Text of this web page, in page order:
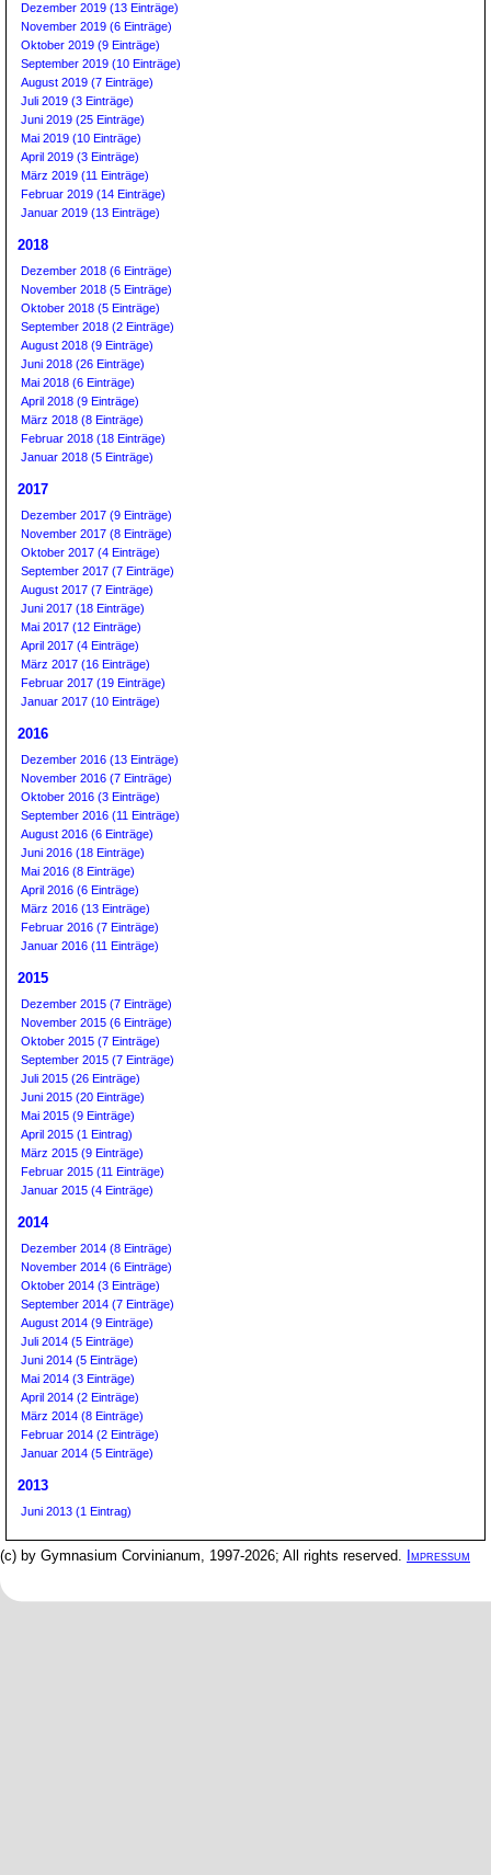
Dezember 2019 (13 Einträge)
November 2019 (6 Einträge)
Oktober 2019 (9 Einträge)
September 2019 (10 Einträge)
August 2019 (7 Einträge)
Juli 2019 (3 Einträge)
Juni 2019 (25 Einträge)
Mai 2019 (10 Einträge)
April 2019 (3 Einträge)
März 2019 (11 Einträge)
Februar 2019 (14 Einträge)
Januar 2019 (13 Einträge)
2018
Dezember 2018 (6 Einträge)
November 2018 (5 Einträge)
Oktober 2018 (5 Einträge)
September 2018 (2 Einträge)
August 2018 (9 Einträge)
Juni 2018 (26 Einträge)
Mai 2018 (6 Einträge)
April 2018 (9 Einträge)
März 2018 (8 Einträge)
Februar 2018 (18 Einträge)
Januar 2018 (5 Einträge)
2017
Dezember 2017 (9 Einträge)
November 2017 (8 Einträge)
Oktober 2017 (4 Einträge)
September 2017 (7 Einträge)
August 2017 (7 Einträge)
Juni 2017 (18 Einträge)
Mai 2017 (12 Einträge)
April 2017 (4 Einträge)
März 2017 (16 Einträge)
Februar 2017 (19 Einträge)
Januar 2017 (10 Einträge)
2016
Dezember 2016 (13 Einträge)
November 2016 (7 Einträge)
Oktober 2016 (3 Einträge)
September 2016 (11 Einträge)
August 2016 (6 Einträge)
Juni 2016 (18 Einträge)
Mai 2016 (8 Einträge)
April 2016 (6 Einträge)
März 2016 (13 Einträge)
Februar 2016 (7 Einträge)
Januar 2016 (11 Einträge)
2015
Dezember 2015 (7 Einträge)
November 2015 (6 Einträge)
Oktober 2015 (7 Einträge)
September 2015 (7 Einträge)
Juli 2015 (26 Einträge)
Juni 2015 (20 Einträge)
Mai 2015 (9 Einträge)
April 2015 (1 Eintrag)
März 2015 (9 Einträge)
Februar 2015 (11 Einträge)
Januar 2015 (4 Einträge)
2014
Dezember 2014 (8 Einträge)
November 2014 (6 Einträge)
Oktober 2014 (3 Einträge)
September 2014 (7 Einträge)
August 2014 (9 Einträge)
Juli 2014 (5 Einträge)
Juni 2014 (5 Einträge)
Mai 2014 (3 Einträge)
April 2014 (2 Einträge)
März 2014 (8 Einträge)
Februar 2014 (2 Einträge)
Januar 2014 (5 Einträge)
2013
Juni 2013 (1 Eintrag)
(c) by Gymnasium Corvinianum, 1997-2026; All rights reserved. Impressum